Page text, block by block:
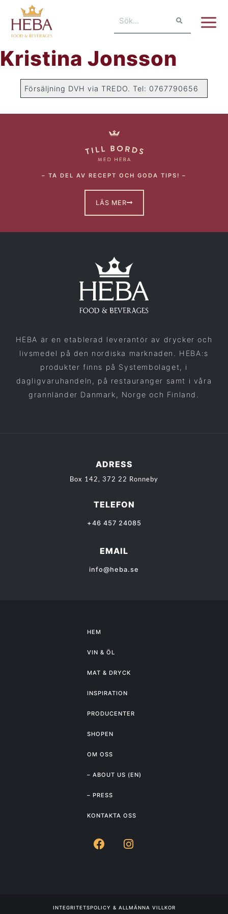
Kristina Jonsson
Försäljning DVH via TREDO. Tel: 0767790656
– TA DEL AV RECEPT OCH GODA TIPS! –
LÄS MER
HEBA är en etablerad leverantör av drycker och
livsmedel på den nordiska marknaden. HEBA:s
produkter finns på Systembolaget, i
dagligvaruhandeln, på restauranger samt i våra
grannländer Danmark, Norge och Finland.
ADRESS
Box 142, 372 22 Ronneby
TELEFON
+46 457 24085
EMAIL
info@heba.se
HEM
VIN & ÖL
MAT & DRYCK
INSPIRATION
PRODUCENTER
SHOPEN
OM OSS
– ABOUT US (EN)
– PRESS
KONTAKTA OSS
INTEGRITETSPOLICY & ALLMÄNNA VILLKOR